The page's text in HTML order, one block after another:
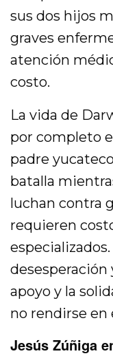
sus dos hijos
graves
atención
costo.
La vida de
por completo
padre
batalla
luchan contra
requieren
desesperación
apoyo y la
no rendirse en
Jesús Zúñiga